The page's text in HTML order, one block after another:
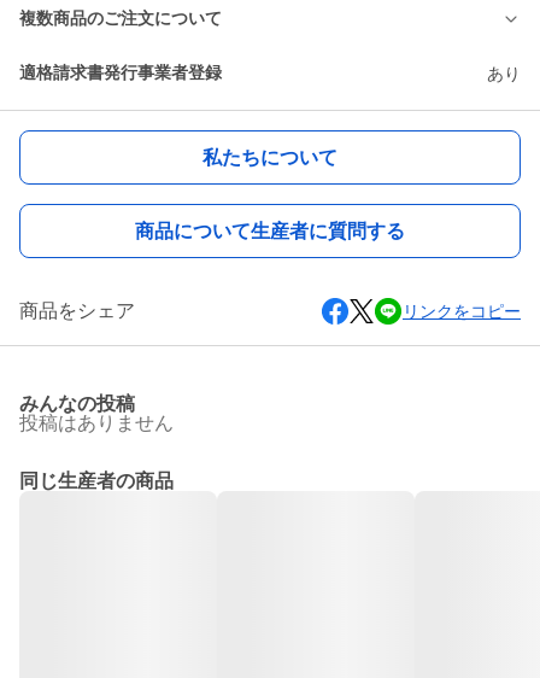
複数商品のご注文について
適格請求書発行事業者登録 あり
私たちについて
商品について生産者に質問する
商品をシェア リンクをコピー
みんなの投稿
投稿はありません
同じ生産者の商品